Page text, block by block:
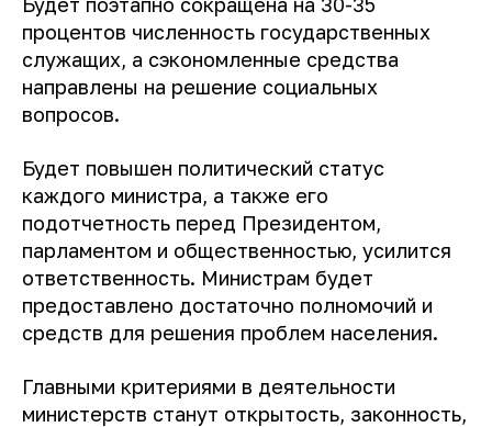
процентов численность государственных
служащих, а сэкономленные средства
направлены на решение социальных
вопросов.
Будет повышен политический статус
каждого министра, а также его
подотчетность перед Президентом,
парламентом и общественностью, усилится
ответственность. Министрам будет
предоставлено достаточно полномочий и
средств для решения проблем населения.
Главными критериями в деятельности
министерств станут открытость, законность,